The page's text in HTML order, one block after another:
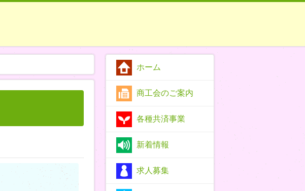
ホーム
商工会のご案内
各種共済事業
新着情報
求人募集